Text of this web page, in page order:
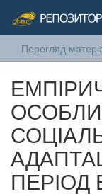
Перегляд
ПЕРІОД